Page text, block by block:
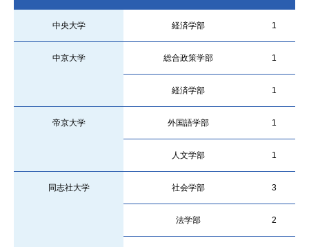
中央大学 経済学部 1
中京大学 総合政策学部 1
経済学部 1
帝京大学 外国語学部 1
人文学部 1
同志社大学 社会学部 3
法学部 2